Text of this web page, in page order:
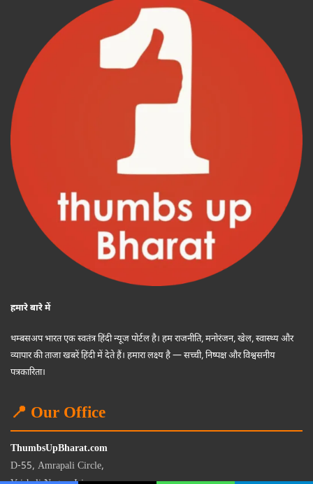
हमारे बारे में
थम्बसअप भारत एक स्वतंत्र हिंदी न्यूज पोर्टल है। हम राजनीति, मनोरंजन, खेल, स्वास्थ्य और
व्यापार की ताजा खबरें हिंदी में देते हैं। हमारा लक्ष्य है — सच्ची, निष्पक्ष और विश्वसनीय
पत्रकारिता।
📍 Our Office
ThumbsUpBharat.com
D-55, Amrapali Circle,